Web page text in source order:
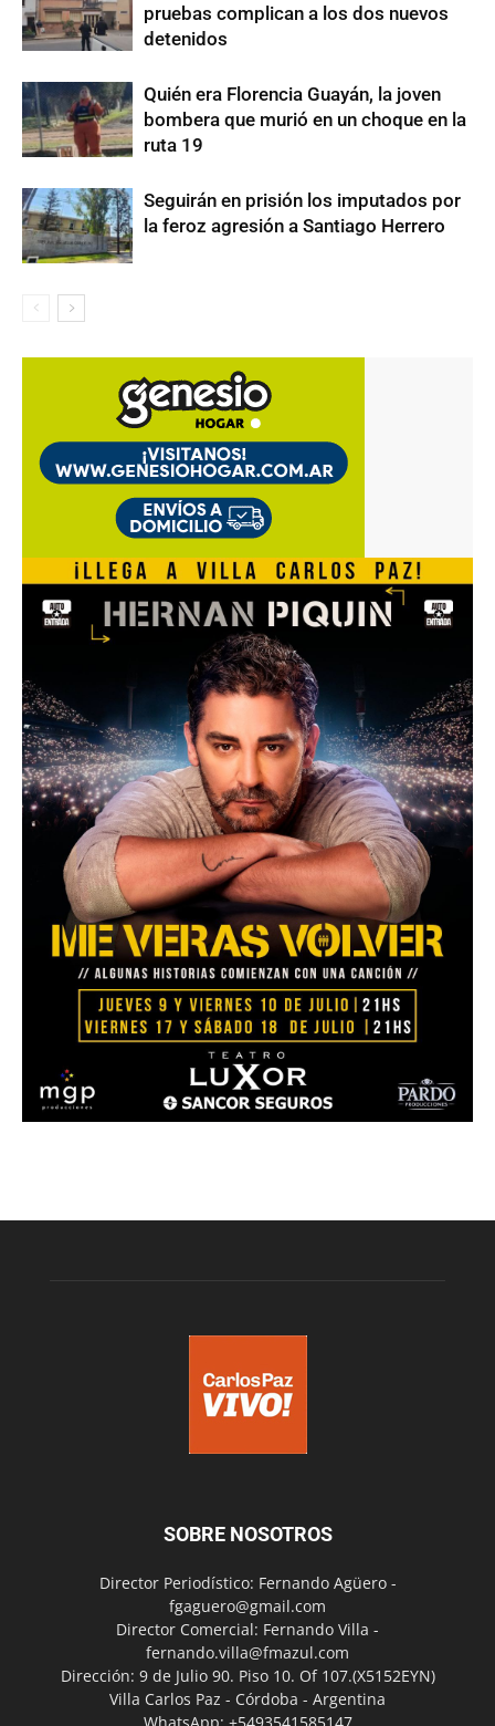
pruebas complican a los dos nuevos
detenidos
Quién era Florencia Guayán, la joven
bombera que murió en un choque en la
ruta 19
Seguirán en prisión los imputados por
la feroz agresión a Santiago Herrero
SOBRE NOSOTROS
Director Periodístico: Fernando Agüero -
fgaguero@gmail.com
Director Comercial: Fernando Villa -
fernando.villa@fmazul.com
Dirección: 9 de Julio 90. Piso 10. Of 107.(X5152EYN)
Villa Carlos Paz - Córdoba - Argentina
WhatsApp: +5493541585147